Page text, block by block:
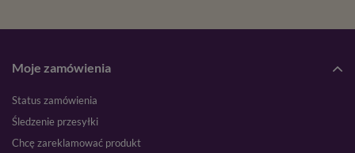
Moje zamówienia
Status zamówienia
Śledzenie przesyłki
Chcę zareklamować produkt